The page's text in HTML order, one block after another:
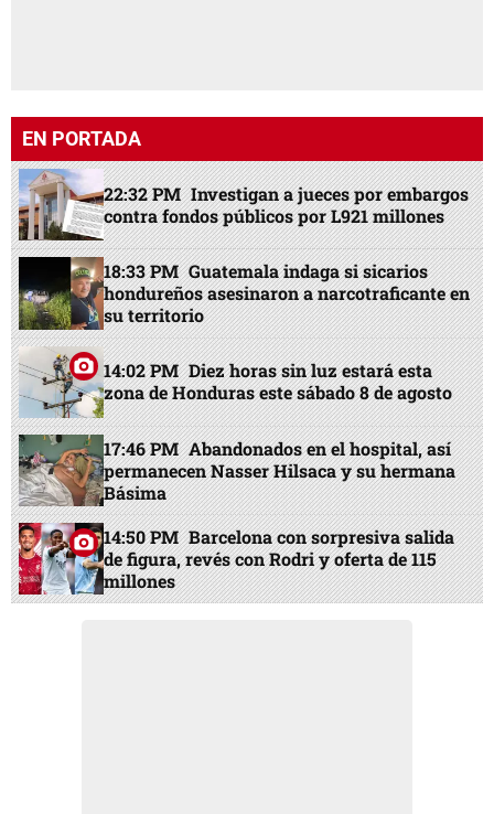
EN PORTADA
22:32 PM Investigan a jueces por embargos
contra fondos públicos por L921 millones
18:33 PM Guatemala indaga si sicarios
hondureños asesinaron a narcotraficante en
su territorio
14:02 PM Diez horas sin luz estará esta
zona de Honduras este sábado 8 de agosto
17:46 PM Abandonados en el hospital, así
permanecen Nasser Hilsaca y su hermana
Básima
14:50 PM Barcelona con sorpresiva salida
de figura, revés con Rodri y oferta de 115
millones